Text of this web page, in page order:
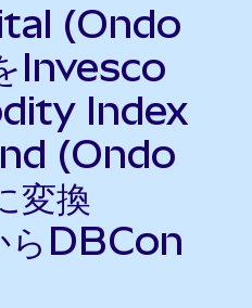
(Ondo
Invesco
Index
(Ondo
変換
らDBCon